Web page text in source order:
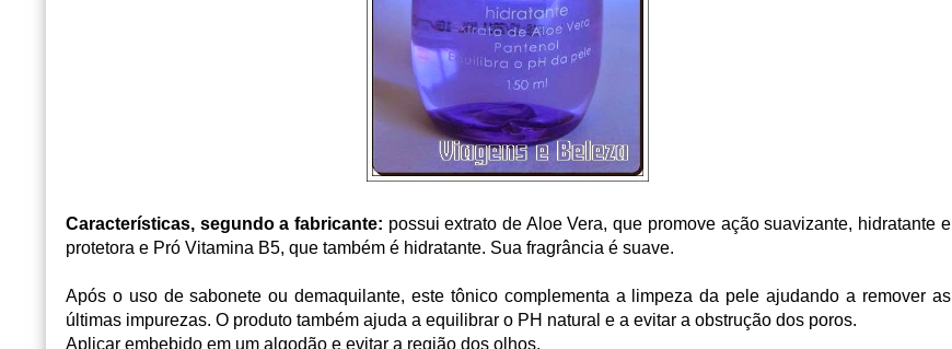
Características, segundo a fabricante: possui extrato de Aloe Vera, que promove ação suavizante, hidratante e
protetora e Pró Vitamina B5, que também é hidratante. Sua fragrância é suave.
Após o uso de sabonete ou demaquilante, este tônico complementa a limpeza da pele ajudando a remover as
últimas impurezas. O pro­duto tam­bém ajuda a equi­li­brar o PH natural e a evi­tar a obstrução dos poros.
Aplicar embebido em um algodão e evitar a região dos olhos.